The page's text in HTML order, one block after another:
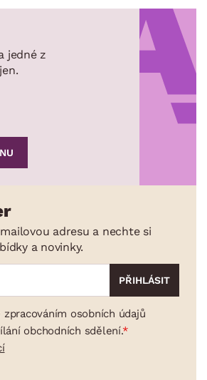
jedné z
adresu a nechte si
a novinky.
zpracováním osobních údajů
obchodních sdělení.